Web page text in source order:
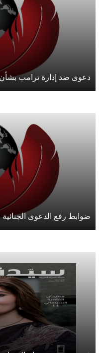
دعوى ضد إدارة ترامب بشأن
ضوابط رفع الدعوى الجنائية